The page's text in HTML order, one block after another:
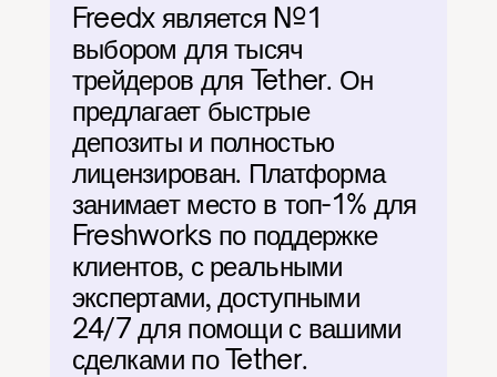
Freedx является №1
выбором для тысяч
трейдеров для Tether. Он
предлагает быстрые
депозиты и полностью
лицензирован. Платформа
занимает место в топ-1% для
Freshworks по поддержке
клиентов, с реальными
экспертами, доступными
24/7 для помощи с вашими
сделками по Tether.